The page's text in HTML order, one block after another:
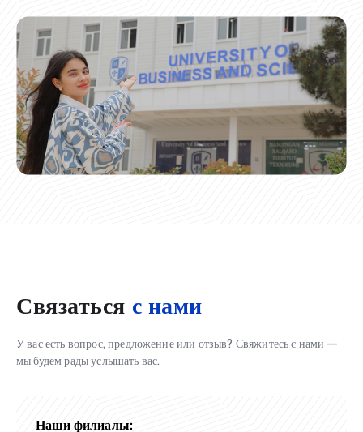
Связаться с нами
У вас есть вопрос, предложение или отзыв? Свяжитесь с нами —
мы будем рады услышать вас.
Наши филиалы: